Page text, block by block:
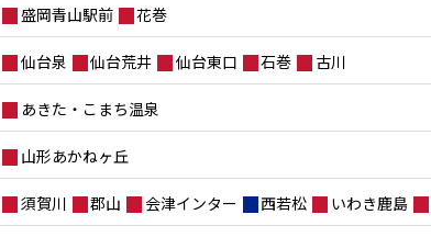
盛岡青山駅前 花巻
仙台泉 仙台荒井 仙台東口 石巻 古川
あきた・こまち温泉
山形あかねヶ丘
須賀川 郡山 会津インター 西若松 いわき鹿島